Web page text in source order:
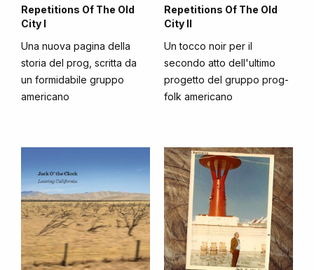
Repetitions Of The Old
City I
Una nuova pagina della
storia del prog, scritta da
un formidabile gruppo
americano
Repetitions Of The Old
City II
Un tocco noir per il
secondo atto dell'ultimo
progetto del gruppo prog-
folk americano